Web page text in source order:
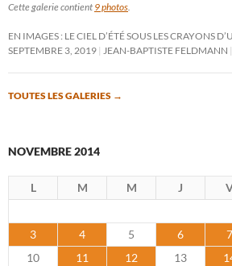
Cette galerie contient 9 photos.
EN IMAGES : LE CIEL D’ÉTÉ SOUS LES CRAYONS
SEPTEMBRE 3, 2019 JEAN-BAPTISTE FELDMANN
TOUTES LES GALERIES →
NOVEMBRE 2014
L M M J
3
4 5 6 7
10
11 12 13